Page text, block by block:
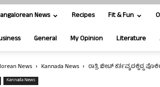
News Recipes Fit & Fun
General My Opinion Literature
News Kannada News ರಾತ್ರಿ ಬೀಟ್ ಕರ್ತವ್ಯದಲ್ಲಿದ್ದ
Kannada News